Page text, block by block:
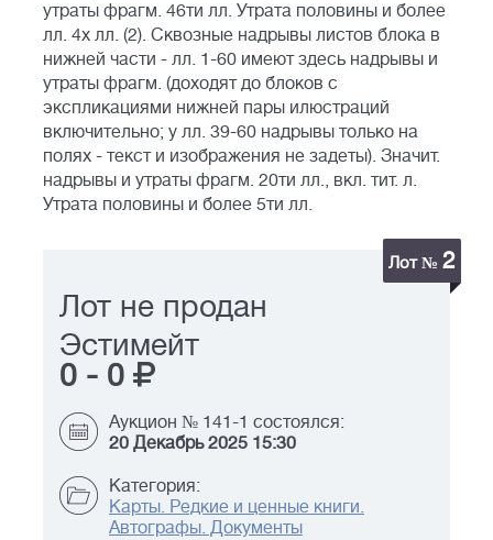
утраты фрагм. 46ти лл. Утрата половины и более
лл. 4х лл. (2). Сквозные надрывы листов блока в
нижней части - лл. 1-60 имеют здесь надрывы и
утраты фрагм. (доходят до блоков с
экспликациями нижней пары илюстраций
включительно; у лл. 39-60 надрывы только на
полях - текст и изображения не задеты). Значит.
надрывы и утраты фрагм. 20ти лл., вкл. тит. л.
Утрата половины и более 5ти лл.
Лот № 2
Лот не продан
Эстимейт
0 - 0
Аукцион № 141-1 состоялся:
20 Декабрь 2025 15:30
Категория:
Карты. Редкие и ценные книги.
Автографы. Документы